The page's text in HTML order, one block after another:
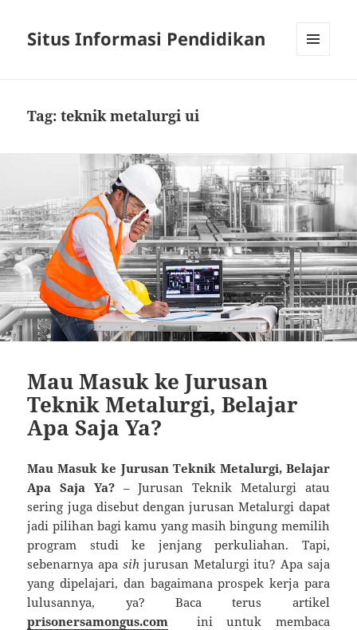
Situs Informasi Pendidikan
Tag:teknik metalurgi ui
Mau Masuk ke Jurusan
Teknik Metalurgi, Belajar
Apa Saja Ya?
Mau Masuk ke Jurusan Teknik Metalurgi, Belajar
Apa Saja Ya?– Jurusan Teknik Metalurgi atau
sering juga disebut dengan jurusan Metalurgi dapat
jadi pilihan bagi kamu yang masih bingung memilih
program studi ke jenjang perkuliahan. Tapi,
sebenarnya apa sihjurusan Metalurgi itu? Apa saja
yang dipelajari, dan bagaimana prospek kerja para
lulusannya, ya? Baca terus artikel
prisonersamongus.com ini untuk membaca